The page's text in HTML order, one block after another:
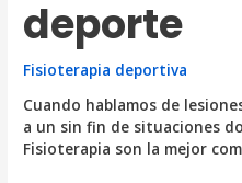
deporte
Fisioterapia deportiva
Cuando hablamos de
a un sin fin de situaciones
Fisioterapia son la mejor